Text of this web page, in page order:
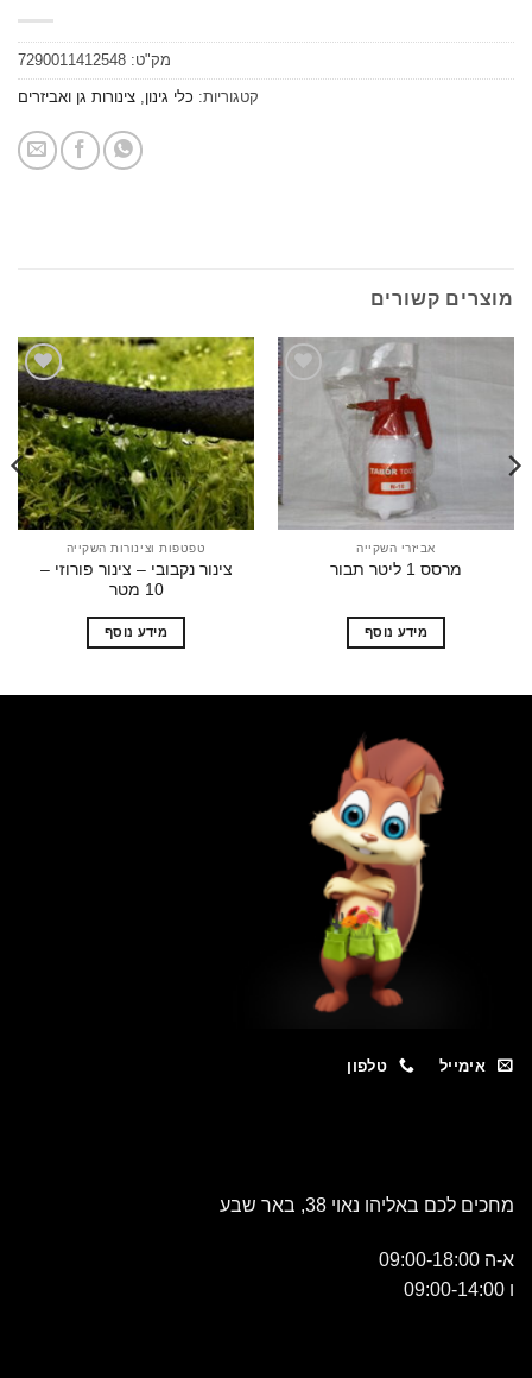
7290011412548
קטגוריות:כלי גינון,צינורות גן ואביזרים
קשורים
הוסף
לרשימת
המשאלות
אביזרי השקייה
מידע נוסף
הוסף
לרשימת
המשאלות
טפטפות וצינורות השקייה
צינור נקבובי – צינור פורוזי –
מידע נוסף
טלפון
באליהו נאוי 38, באר שבע